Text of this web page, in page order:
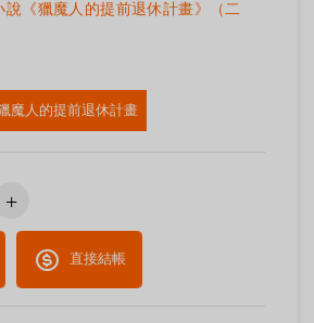
說《獵魔人的提前退休計畫》（二
魔人的提前退休計畫
直接結帳